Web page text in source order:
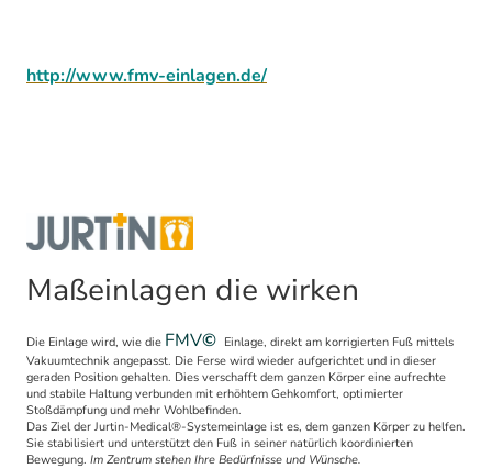
http://www.fmv-einlagen.de/
Maßeinlagen die wirken
Die Einlage wird, wie die FMV© Einlage, direkt am korrigierten Fuß mittels
Vakuumtechnik angepasst. Die Ferse wird wieder aufgerichtet und in dieser
geraden Position gehalten. Dies verschafft dem ganzen Körper eine aufrechte
und stabile Haltung verbunden mit erhöhtem Gehkomfort, optimierter
Stoßdämpfung und mehr Wohlbefinden.
Das Ziel der Jurtin-Medical®-Systemeinlage ist es, dem ganzen Körper zu helfen.
Sie stabilisiert und unterstützt den Fuß in seiner natürlich koordinierten
Bewegung. Im Zentrum stehen Ihre Bedürfnisse und Wünsche.